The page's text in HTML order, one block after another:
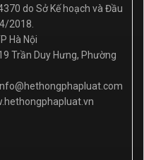
do Sở Kế hoạch và Đầu
2018.
Hà Nội
Trần Duy Hưng, Phường